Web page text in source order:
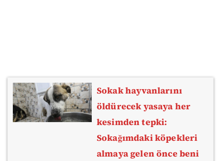
Sokak hayvanlarını
öldürecek yasaya her
kesimden tepki:
Sokağımdaki köpekleri
almaya gelen önce beni